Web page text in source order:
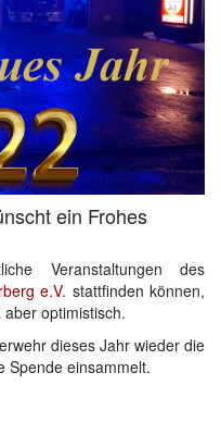
ein Frohes
Veranstaltungen des
e.V. stattfinden können,
optimistisch.
dieses Jahr wieder die
Spende einsammelt.